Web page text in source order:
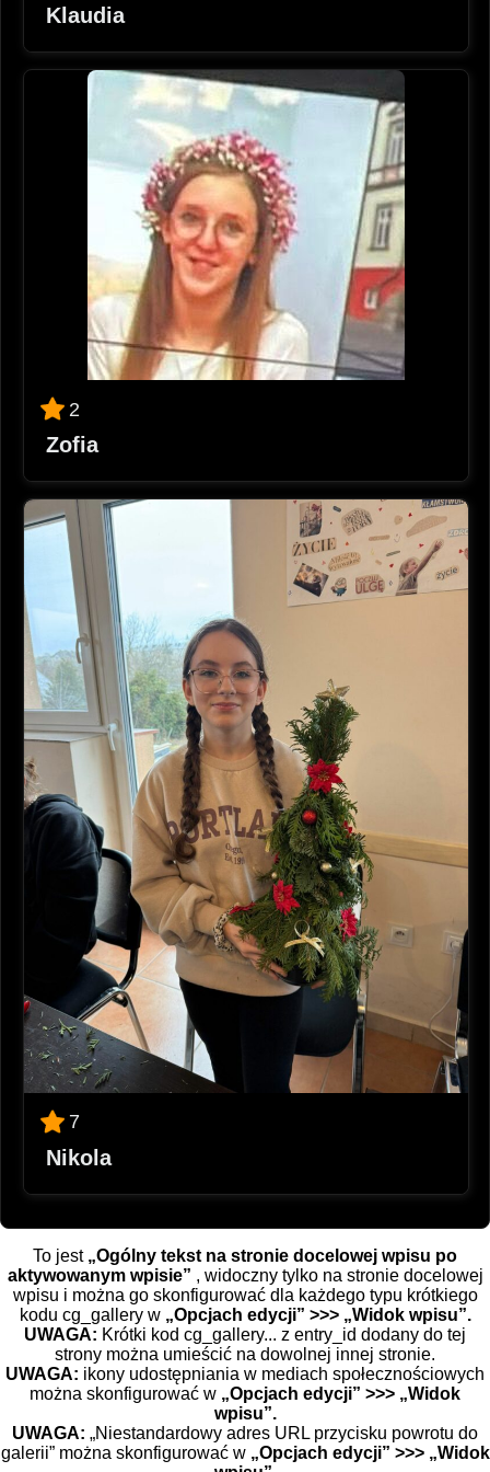
Klaudia
2
Zofia
7
Nikola
To jest „Ogólny tekst na stronie docelowej wpisu po
aktywowanym wpisie” , widoczny tylko na stronie docelowej
wpisu i można go skonfigurować dla każdego typu krótkiego
kodu cg_gallery w „Opcjach edycji” >>> „Widok wpisu”.
UWAGA: Krótki kod cg_gallery... z entry_id dodany do tej
strony można umieścić na dowolnej innej stronie.
UWAGA: ikony udostępniania w mediach społecznościowych
można skonfigurować w „Opcjach edycji” >>> „Widok
wpisu”.
UWAGA: „Niestandardowy adres URL przycisku powrotu do
galerii” można skonfigurować w „Opcjach edycji” >>> „Widok